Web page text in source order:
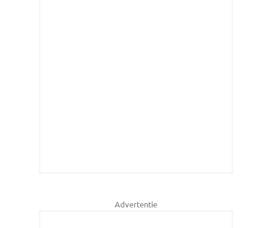
Advertentie